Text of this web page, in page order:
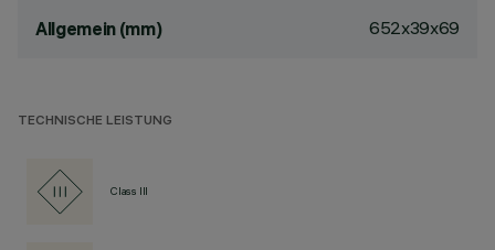
Allgemein (mm) 652x39x69
TECHNISCHE LEISTUNG
Class III